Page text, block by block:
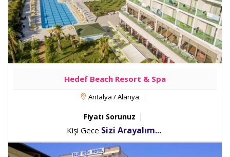
Hedef Beach Resort & Spa
Antalya / Alanya
Fiyatı Sorunuz
Kişi Gece Sizi Arayalım...